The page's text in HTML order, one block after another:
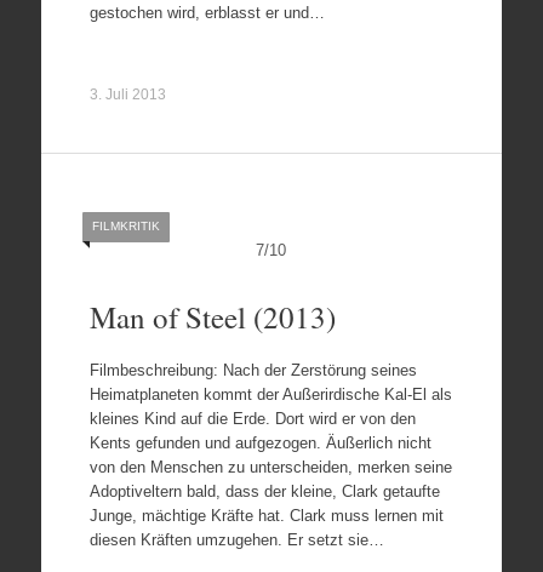
gestochen wird, erblasst er und…
3. Juli 2013
7/10
FILMKRITIK
Man of Steel (2013)
Filmbeschreibung: Nach der Zerstörung seines
Heimatplaneten kommt der Außerirdische Kal-El als
kleines Kind auf die Erde. Dort wird er von den
Kents gefunden und aufgezogen. Äußerlich nicht
von den Menschen zu unterscheiden, merken seine
Adoptiveltern bald, dass der kleine, Clark getaufte
Junge, mächtige Kräfte hat. Clark muss lernen mit
diesen Kräften umzugehen. Er setzt sie…